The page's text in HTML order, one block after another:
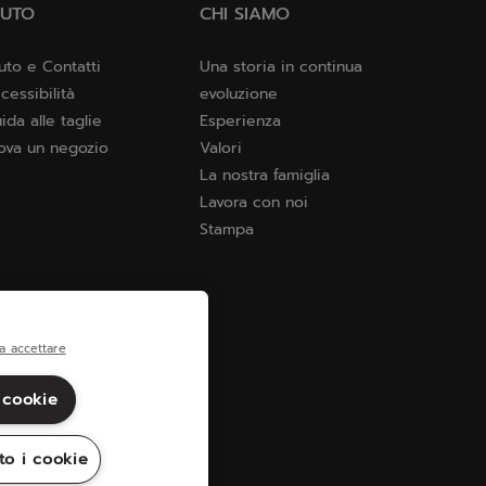
e Contatti
alle taglie
un negozio
CHI SIAMO
Una storia in continua
evoluzione
Esperienza
Valori
La nostra famiglia
Lavora con noi
Stampa
accettare
i cookie